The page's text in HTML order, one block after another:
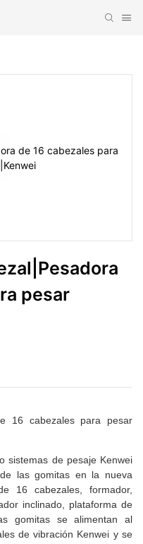
pesar
16 cabezales para pesar
sistemas de pesaje Kenwei
las gomitas en la nueva
16 cabezales, formador,
inclinado, plataforma de
gomitas se alimentan al
de vibración Kenwei y se